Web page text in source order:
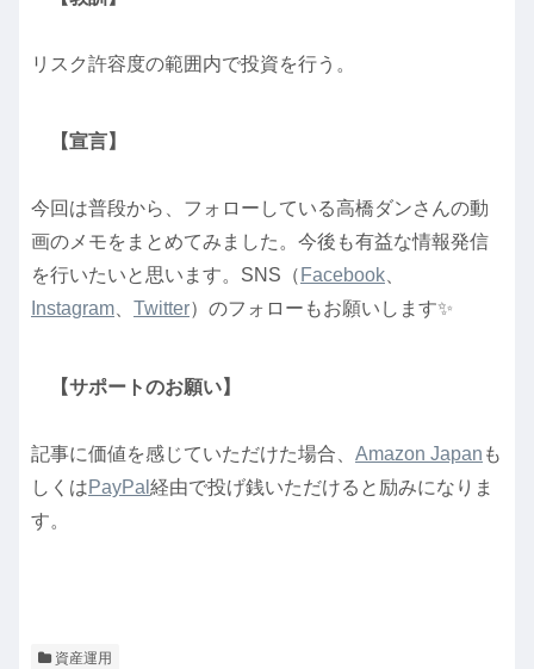
リスク許容度の範囲内で投資を行う。
【宣言】
今回は普段から、フォローしている高橋ダンさんの動
画のメモをまとめてみました。今後も有益な情報発信
を行いたいと思います。SNS（ Facebook
Instagram
Twitter）のフォローもお願いします✨
【サポートのお願い】
記事に価値を感じていただけた場合、 Amazon Japan も
しくはPayPal 経由で投げ銭いただけると励みになりま
す。
資産運用